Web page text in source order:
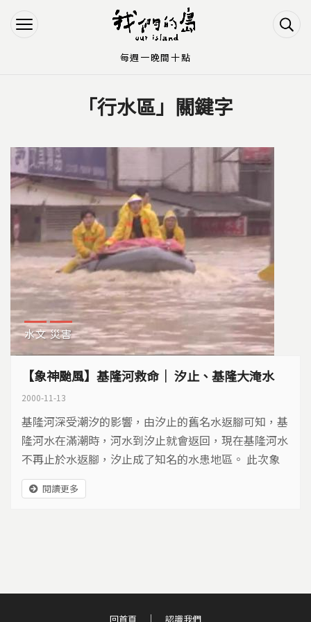
Jump to Navigation
Jump to Main content
「行水區」關鍵字
水文 災害
【象神颱風】基隆河救命｜ 汐止、基隆大淹水
2000-11-13
基隆河深受潮汐的影響，由汐止的舊名水返腳可知，基
隆河水在滿潮時，河水到汐止就會返回，現在基隆河水
不再止於水返腳，汐止成了知名的水患地區。 此次象
神颱風所夾帶的充沛雨量，使基隆、五堵、汐止地區因
基隆河水暴漲而淹水，汐止地區甚至淹到三樓，也造成
閱讀更多
回首頁 認識我們
每週一晚間十點